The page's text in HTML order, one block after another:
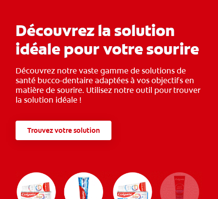
Découvrez la solution
idéale pour votre sourire
Découvrez notre vaste gamme de solutions de
santé bucco-dentaire adaptées à vos objectifs en
matière de sourire. Utilisez notre outil pour trouver
la solution idéale !
Trouvez votre solution